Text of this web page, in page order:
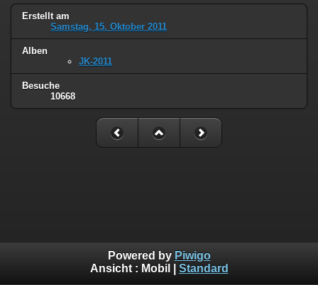
Erstellt am
Samstag, 15. Oktober 2011
Alben
JK-2011
Besuche
10668
Powered by Piwigo
Ansicht : Mobil Standard